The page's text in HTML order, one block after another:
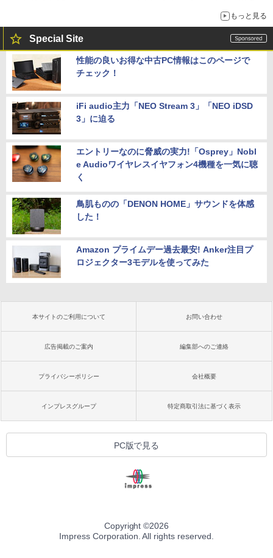
もっと見る
Special Site
性能の良いお得な中古PC情報はこのページで
チェック！
iFi audio主力「NEO Stream 3」「NEO iDSD
3」に迫る
エントリーなのに脅威の実力!「Osprey」Nobl
e Audioワイヤレスイヤフォン4機種を一気に聴
く
鳥肌ものの「DENON HOME」サウンドを体感
した！
Amazon プライムデー過去最安! Anker注目プ
ロジェクター3モデルを使ってみた
本サイトのご利用について お問い合わせ
広告掲載のご案内 編集部へのご連絡
プライバシーポリシー 会社概要
インプレスグループ 特定商取引法に基づく表示
PC版で見る
Copyright ©2026
Impress Corporation. All rights reserved.